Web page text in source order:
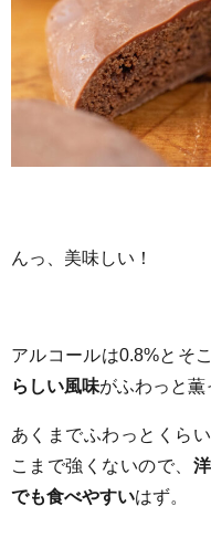
んっ、美味しい！
アルコールは0.8%とそ
らしい風味がふわっと薫
あくまでふわっとくら
こまで強くないので、
でも食べやすいはず。